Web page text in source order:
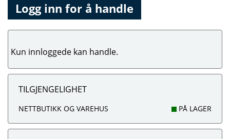
Logg inn for å handle
Kun innloggede kan handle.
TILGJENGELIGHET
NETTBUTIKK OG VAREHUS PÅ LAGER